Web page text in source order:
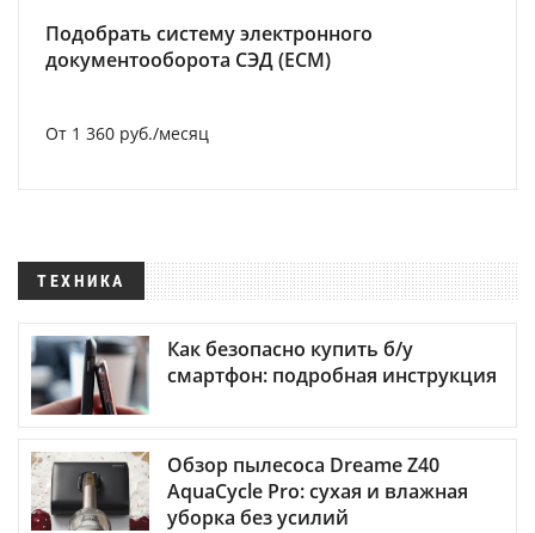
Подобрать систему электронного
документооборота СЭД (ECM)
От 1 360 руб./месяц
ТЕХНИКА
Как безопасно купить б/у
смартфон: подробная инструкция
Обзор пылесоса Dreame Z40
AquaCycle Pro: сухая и влажная
уборка без усилий